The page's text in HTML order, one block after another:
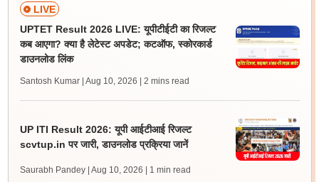
LIVE
UPTET Result 2026 LIVE: यूपीटीईटी का रिजल्ट
कब आएगा? क्या है लेटेस्ट अपडेट; कटऑफ, स्कोरकार्ड
डाउनलोड लिंक
Santosh Kumar | Aug 10, 2026 | 2 mins read
UP ITI Result 2026: यूपी आईटीआई रिजल्ट
scvtup.in पर जारी, डाउनलोड प्रक्रिया जानें
Saurabh Pandey | Aug 10, 2026 | 1 min read